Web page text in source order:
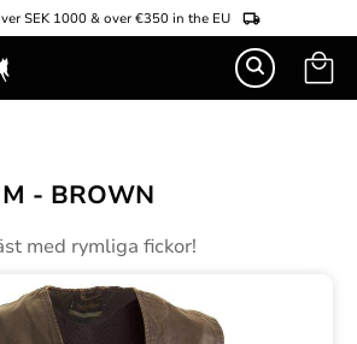
SEK 1000 & over €350 in the EU
Basket
- BROWN
med rymliga fickor!